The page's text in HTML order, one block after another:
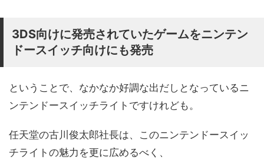
3DS向けに発売されていたゲームをニンテン
ドースイッチ向けにも発売
ということで、なかなか好調な出だしとなっているニ
ンテンドースイッチライトですけれども。
任天堂の古川俊太郎社長は、このニンテンドースイッ
チライトの魅力を更に広めるべく、